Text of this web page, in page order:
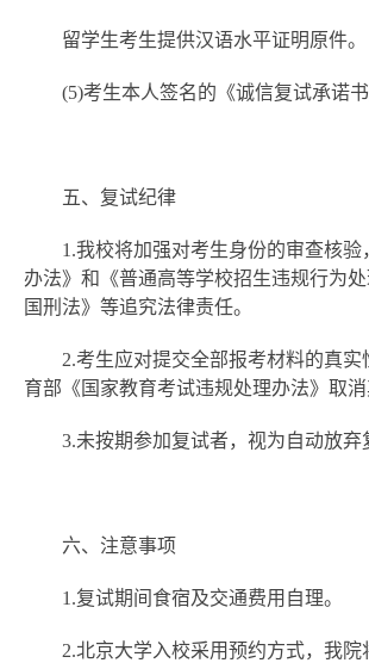
留学生考生提供汉语水平证明原件。
(5)考生本人签名的《诚信复试承诺
五、复试纪律
1.我校将加强对考生身份的审查核
办法》和《普通高等学校招生违规行为
国刑法》等追究法律责任。
2.考生应对提交全部报考材料的真
育部《国家教育考试违规处理办法》取消
3.未按期参加复试者，视为自动放弃
六、注意事项
1.复试期间食宿及交通费用自理。
2.北京大学入校采用预约方式，我